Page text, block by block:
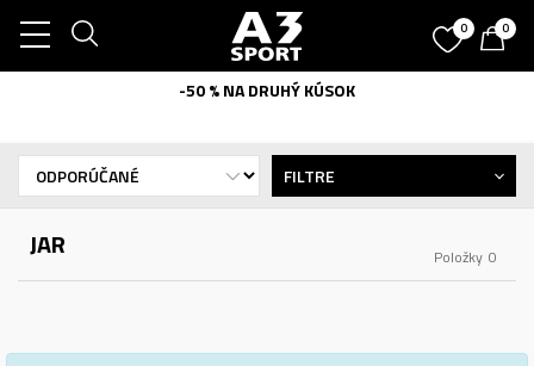
0 0
-50 % NA DRUHÝ KÚSOK
JAR 0
Položky
FILTRE